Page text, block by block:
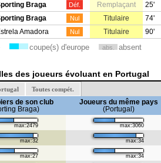
Braga Déf. Remplaçant
25'
Braga Nul Titulaire
74'
Amadora Nul Titulaire 90'
coupe(s) d'europe abs. absent
des joueurs évoluant en Portugal
Toutes compét.
de son club
Braga)
Joueurs du même pays
(Portugal)
max:2479 max:3060
max:32 max:34
max:27 max:34